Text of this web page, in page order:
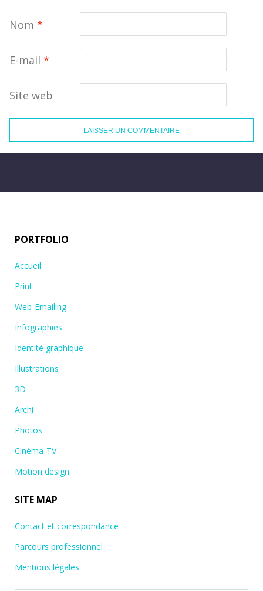
Nom *
E-mail *
Site web
PORTFOLIO
Accueil
Print
Web-Emailing
Infographies
Identité graphique
Illustrations
3D
Archi
Photos
Cinéma-TV
Motion design
SITE MAP
Contact et correspondance
Parcours professionnel
Mentions légales